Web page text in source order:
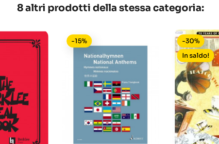
8 altri prodotti della stessa categoria:
-15%
-30%
In saldo!